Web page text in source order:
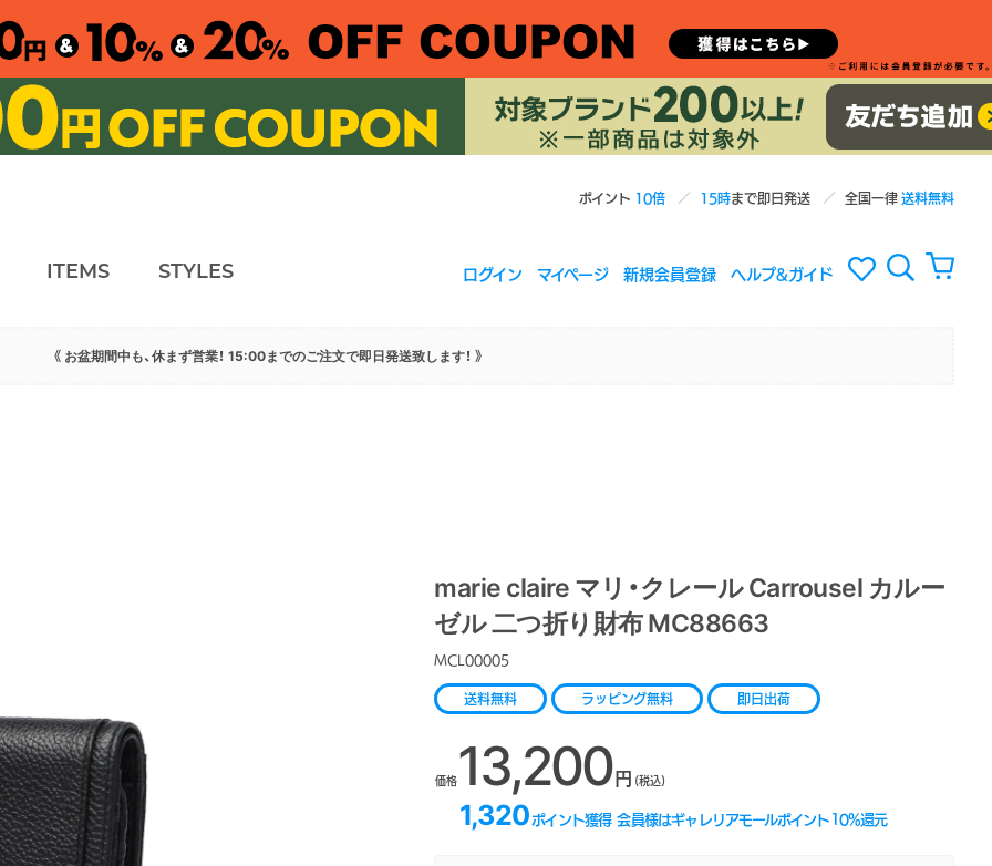
ポイント 10倍 15時まで即日発送 全国一律送料無料
ITEMS STYLES ログイン マイページ 新規会員登録 ヘルプ&ガイド
《 お盆期間中も、休まず営業！ 15:00までのご注文で即日発送致します！ 》
marie claire マリ・クレール Carrousel カルー
ゼル 二つ折り財布 MC88663
MCL00005
送料無料 ラッピング無料 即日出荷
価格 13,200円 (税込)
1,320 ポイント獲得 会員様はギャレリアモールポイント 10%還元